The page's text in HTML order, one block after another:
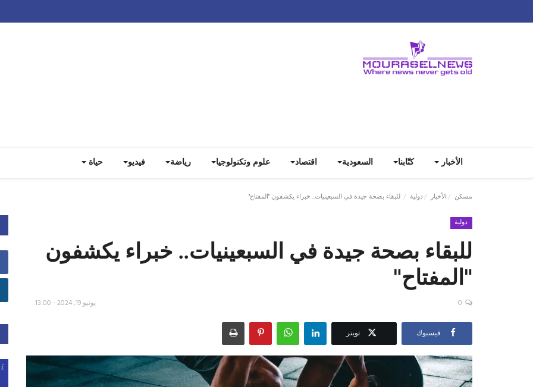
الأخبار كتّابنا السعودية اقتصاد علوم وتكنولوجيا رياضة فيديو حياة
مسكن الأخبار دولية للبقاء بصحة جيدة في السبعينيات.. خبراء يكشفون "المفتاح"
دولية
للبقاء بصحة جيدة في السبعينيات.. خبراء يكشفون
"المفتاح"
يونيو 19, 2024 - 13:00 0
فيسبوك تويتر